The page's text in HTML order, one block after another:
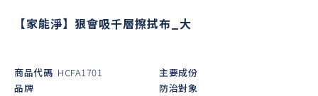
【家能淨】狠會吸千層擦拭布_大
商品代碼 HCFA1701
品牌
主要成份
防治對象